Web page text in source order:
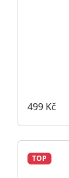
499 Kč
TOP